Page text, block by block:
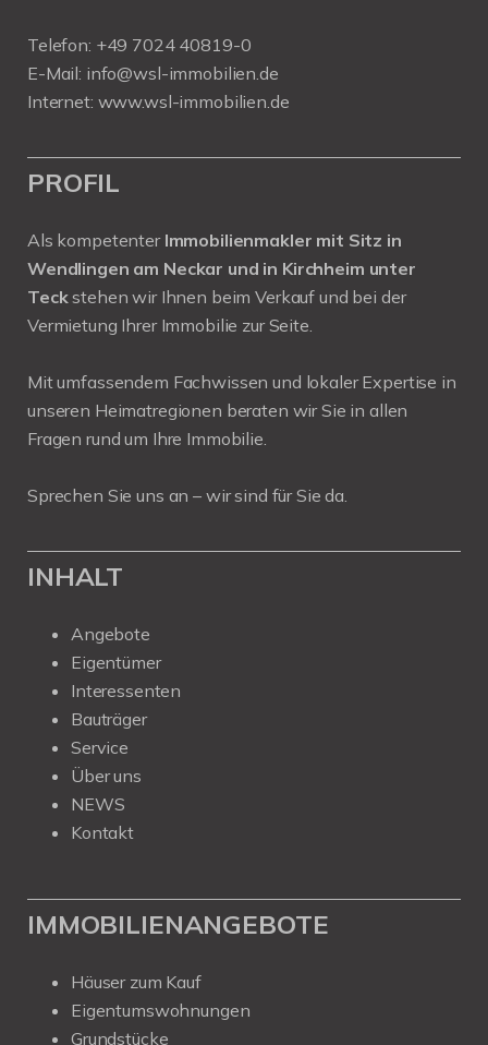
Telefon: +49 7024 40819-0
E-Mail: info@wsl-immobilien.de
Internet: www.wsl-immobilien.de
PROFIL
Als kompetenter Immobilienmakler mit Sitz in
Wendlingen am Neckar und in Kirchheim unter
Teckstehen wir Ihnen beim Verkauf und bei der
Vermietung Ihrer Immobilie zur Seite.
Mit umfassendem Fachwissen und lokaler Expertise in
unseren Heimatregionen beraten wir Sie in allen
Fragen rund um Ihre Immobilie.
Sprechen Sie uns an – wir sind für Sie da.
INHALT
Angebote
Eigentümer
Interessenten
Bauträger
Service
Über uns
NEWS
Kontakt
IMMOBILIENANGEBOTE
Häuser zum Kauf
Eigentumswohnungen
Grundstücke